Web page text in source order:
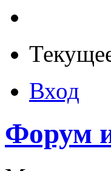
Вход
Форум